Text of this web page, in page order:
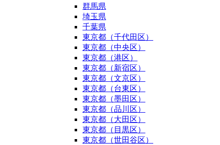
群馬県
埼玉県
千葉県
東京都（千代田区）
東京都（中央区）
東京都（港区）
東京都（新宿区）
東京都（文京区）
東京都（台東区）
東京都（墨田区）
東京都（品川区）
東京都（大田区）
東京都（目黒区）
東京都（世田谷区）